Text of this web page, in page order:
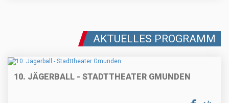
AKTUELLES PROGRAMM
10. JÄGERBALL - STADTTHEATER GMUNDEN